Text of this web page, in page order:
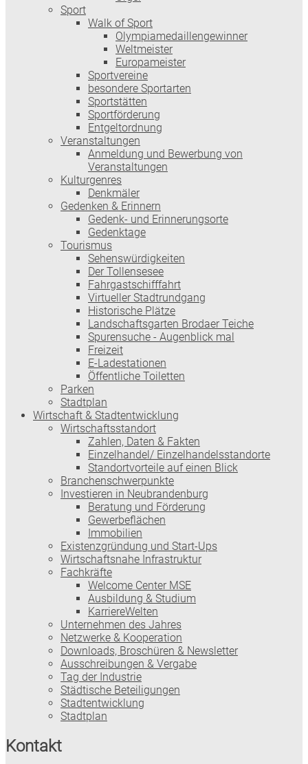
Sport
Walk of Sport
Olympiamedaillengewinner
Weltmeister
Europameister
Sportvereine
besondere Sportarten
Sportstätten
Sportförderung
Entgeltordnung
Veranstaltungen
Anmeldung und Bewerbung von
Veranstaltungen
Kulturgenres
Denkmäler
Gedenken & Erinnern
Gedenk- und Erinnerungsorte
Gedenktage
Tourismus
Sehenswürdigkeiten
Der Tollensesee
Fahrgastschifffahrt
Virtueller Stadtrundgang
Historische Plätze
Landschaftsgarten Brodaer Teiche
Spurensuche - Augenblick mal
Freizeit
E-Ladestationen
Öffentliche Toiletten
Parken
Stadtplan
Wirtschaft & Stadtentwicklung
Wirtschaftsstandort
Zahlen, Daten & Fakten
Einzelhandel/ Einzelhandelsstandorte
Standortvorteile auf einen Blick
Branchenschwerpunkte
Investieren in Neubrandenburg
Beratung und Förderung
Gewerbeflächen
Immobilien
Existenzgründung und Start-Ups
Wirtschaftsnahe Infrastruktur
Fachkräfte
Welcome Center MSE
Ausbildung & Studium
KarriereWelten
Unternehmen des Jahres
Netzwerke & Kooperation
Downloads, Broschüren & Newsletter
Ausschreibungen & Vergabe
Tag der Industrie
Städtische Beteiligungen
Stadtentwicklung
Stadtplan
Kontakt